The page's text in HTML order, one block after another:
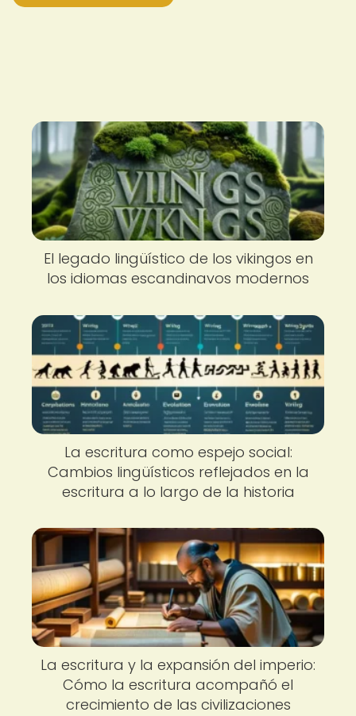
El legado lingüístico de los vikingos en
los idiomas escandinavos modernos
La escritura como espejo social:
Cambios lingüísticos reflejados en la
escritura a lo largo de la historia
La escritura y la expansión del imperio:
Cómo la escritura acompañó el
crecimiento de las civilizaciones